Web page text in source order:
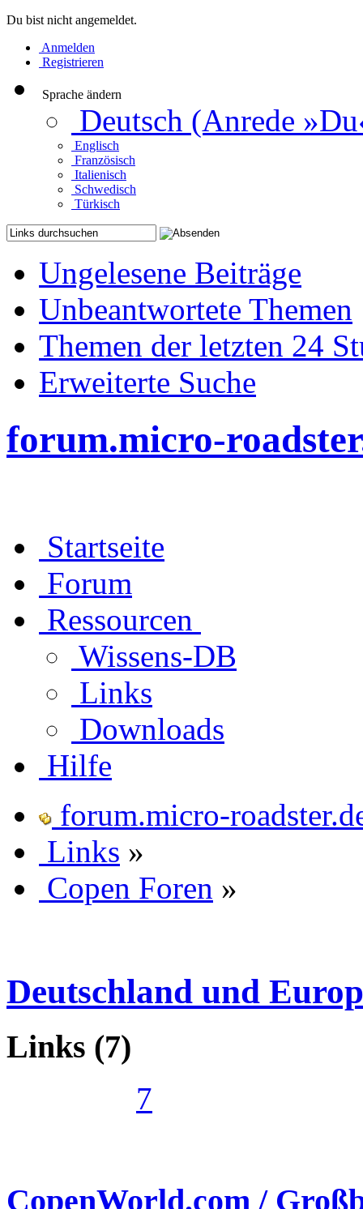
Du bist nicht angemeldet.
Anmelden
Registrieren
Sprache ändern
Deutsch (Anrede
Englisch
Französisch
Italienisch
Schwedisch
Türkisch
Ungelesene Beiträge
Unbeantwortete Themen
Themen der letzten 24
Erweiterte Suche
forum.micro-
Startseite
Forum
Ressourcen
Wissens-DB
Links
Downloads
Hilfe
forum.micro-
Links »
Copen Foren »
Deutschland und
Links (7)
7
CopenWorld.com /